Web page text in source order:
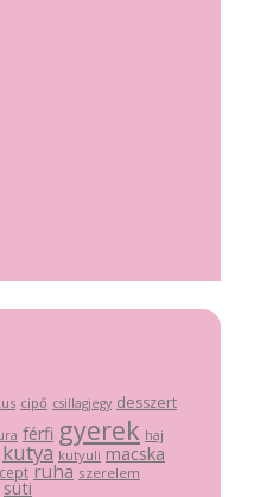
cipő csillagjegy desszert
férfi gyerek haj
kutya kutyuli macska
ruha szerelem
süti